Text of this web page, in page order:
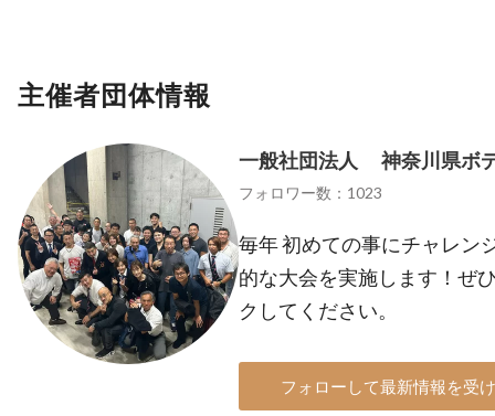
主催者団体情報
一般社団法人 神奈川県ボ
フォロワー数：1023
毎年 初めての事にチャレン
的な大会を実施します！ぜ
クしてください。
フォローして最新情報を受